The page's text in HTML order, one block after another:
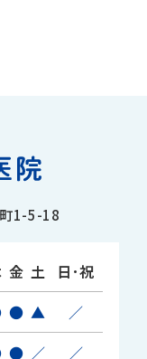
1-5-18
金 土
日･祝
● ▲
／
● ／ ／